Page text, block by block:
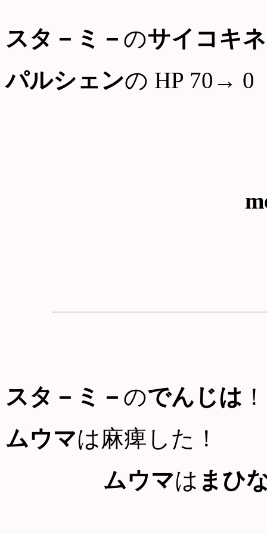
スタ－ミ－ のサイコキ
パルシェンの HP 70→ 0
スタ－ミ－ のでんじは ！
ムウマは麻痺した！
ムウマは まひ